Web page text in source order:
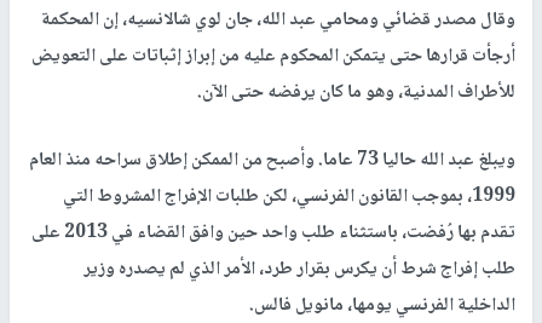
وقال مصدر قضائي ومحامي عبد الله، جان لوي شالانسيه، إن المحكمة
أرجأت قرارها حتى يتمكن المحكوم عليه من إبراز إثباتات على التعويض
للأطراف المدنية، وهو ما كان يرفضه حتى الآن.
ويبلغ عبد الله حاليا 73 عاما. وأصبح من الممكن إطلاق سراحه منذ العام
1999، بموجب القانون الفرنسي، لكن طلبات الإفراج المشروط التي
تقدم بها رُفضت، باستثناء طلب واحد حين وافق القضاء في 2013 على
طلب إفراج شرط أن يكرس بقرار طرد، الأمر الذي لم يصدره وزير
الداخلية الفرنسي يومها، مانويل فالس.